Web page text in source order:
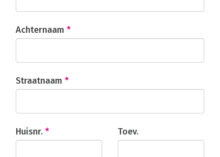
Achternaam *
Straatnaam *
Huisnr. * Toev.